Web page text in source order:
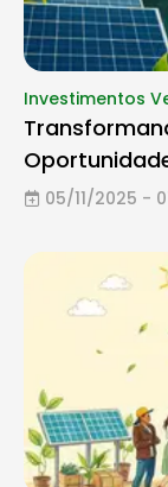
Investimentos
05/11/2025 -